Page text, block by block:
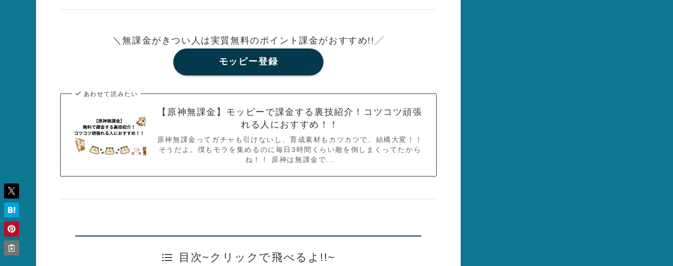
＼無課金がきつい人は実質無料のポイント課金がおすすめ!!╱
モッピー登録
あわせて読みたい
【原神無課金】モッピーで課金する裏技紹介！コツコツ頑張
れる人におすすめ！！
原神無課金ってガチャも引けないし、育成素材もカツカツで、結構大変！！
そうだよ。僕もモラを集めるのに毎日3時間くらい敵を倒しまくってたから
ね！！ 原神は無課金で...
目次~クリックで飛べるよ!!~